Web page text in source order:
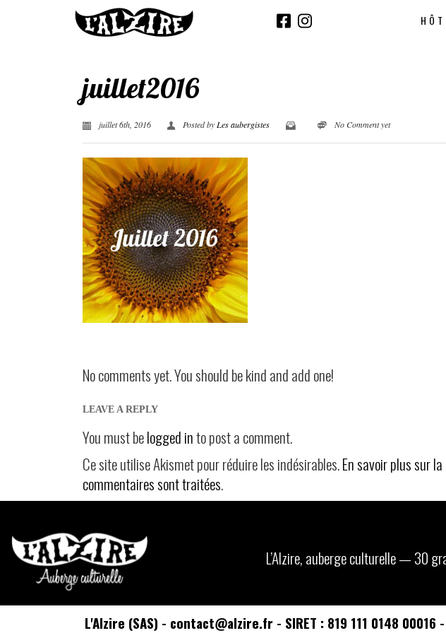
juillet2016
juillet 6th, 2016 Posted by Les aubergistes No Comment yet
No comments yet. You should be kind and add one!
LEAVE A REPLY
You must belogged into post a comment.
Ce site utilise Akismet pour réduire les indésirables.En savoir plus sur
commentaires sont traitées.
L’Alzire, auberge culturelle — 30
L'Alzire (SAS) - contact@alzire.fr - SIRET : 819 111 0148